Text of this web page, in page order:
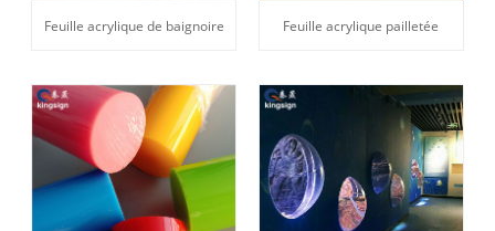
Feuille acrylique de baignoire Feuille acrylique pailletée